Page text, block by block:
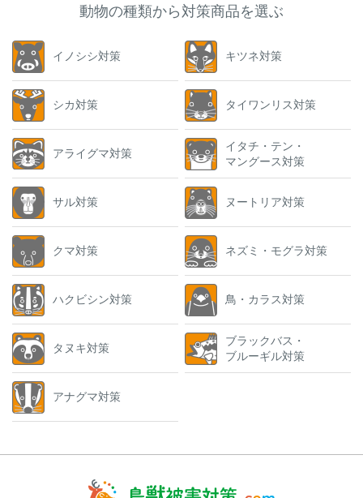
動物の種類から対策商品を選ぶ
イノシシ対策
シカ対策
アライグマ対策
サル対策
クマ対策
ハクビシン対策
タヌキ対策
アナグマ対策
キツネ対策
タイワンリス対策
イタチ・テン・
マングース対策
ヌートリア対策
ネズミ・モグラ対策
鳥・カラス対策
ブラックバス・
ブルーギル対策